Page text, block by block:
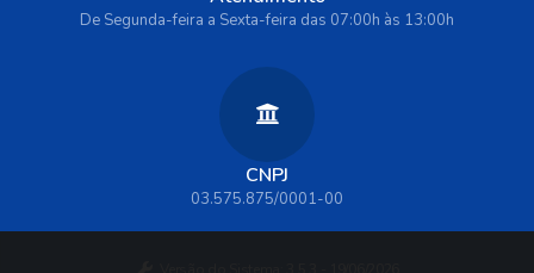
De Segunda-feira a Sexta-feira das 07:00h às 13:00h
CNPJ
03.575.875/0001-00